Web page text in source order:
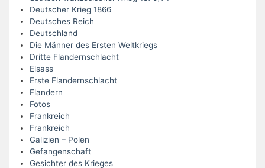
Deutscher Krieg 1866
Deutsches Reich
Deutschland
Die Männer des Ersten Weltkriegs
Dritte Flandernschlacht
Elsass
Erste Flandernschlacht
Flandern
Fotos
Frankreich
Frankreich
Galizien – Polen
Gefangenschaft
Gesichter des Krieges